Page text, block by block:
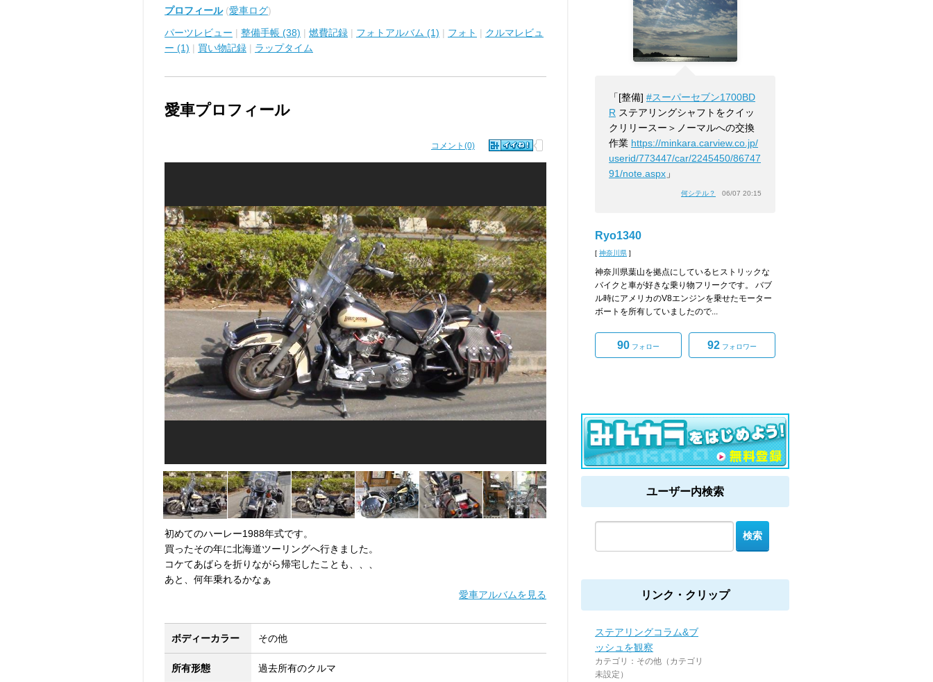
プロフィール(愛車ログ)
パーツレビュー | 整備手帳 (38) | 燃費記録 | フォトアルバム (1) | フォト | クルマレビュ
ー (1) | 買い物記録 | ラップタイム
愛車プロフィール
コメント(0)
初めてのハーレー1988年式です。
買ったその年に北海道ツーリングへ行きました。
コケてあばらを折りながら帰宅したことも、、、
あと、何年乗れるかなぁ
愛車アルバムを見る
ボディーカラー その他
所有形態 過去所有のクルマ
「[整備] #スーパーセブン1700BD
R ステアリングシャフトをクイッ
クリリースー＞ノーマルへの交換
作業 https://minkara.carview.co.jp/
userid/773447/car/2245450/86747
91/note.aspx 」
何シテル？ 06/07 20:15
Ryo1340
[ 神奈川県 ]
神奈川県葉山を拠点にしているヒストリックな
バイクと車が好きな乗り物フリークです。 バブ
ル時にアメリカのV8エンジンを乗せたモーター
ボートを所有していましたので...
90 フォロー 92 フォロワー
ユーザー内検索
リンク・クリップ
ステアリングコラム&ブ
ッシュを観察
カテゴリ：その他（カテゴリ
未設定）